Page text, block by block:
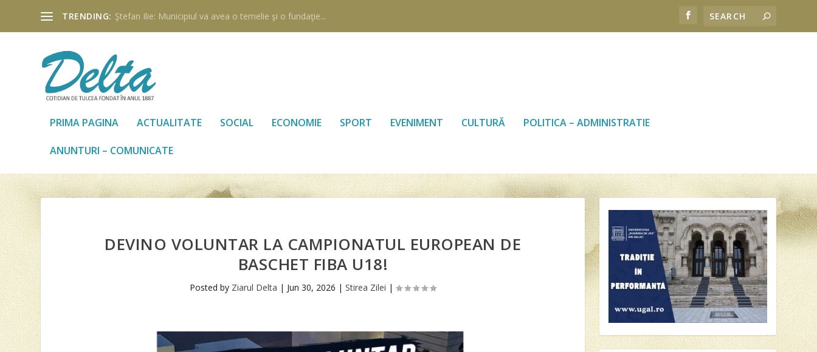
TRENDING: Ştefan Ilie: Municipiul va avea o temelie şi o fundaţie...
PRIMA PAGINA ACTUALITATE SOCIAL ECONOMIE SPORT EVENIMENT CULTURĂ POLITICA – ADMINISTRATIE
ANUNTURI – COMUNICATE
DEVINO VOLUNTAR LA CAMPIONATUL EUROPEAN DE
BASCHET FIBA U18!
Posted by Ziarul Delta | Jun 30, 2026 |Stirea Zilei |